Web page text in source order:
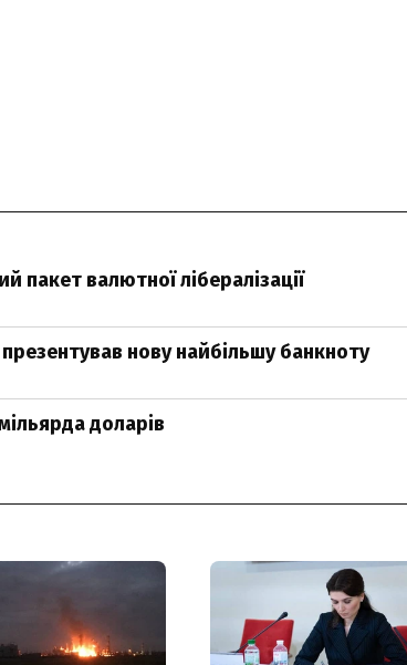
пакет валютної лібералізації
нову найбільшу банкноту
доларів